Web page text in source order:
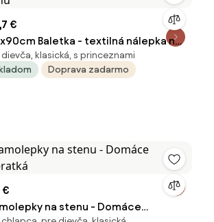
€
Baletka - textilná nálepka na
dievča, klasická, s princeznami
Doprava zadarmo
€
na stenu - Domáce